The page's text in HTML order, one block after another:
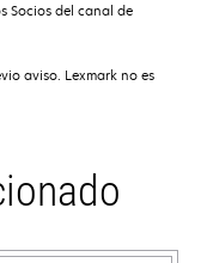
Socios del canal de
aviso. Lexmark no es